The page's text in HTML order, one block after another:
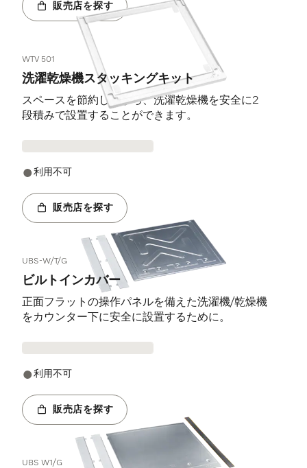
販売店を探す
WTV 501
洗濯乾燥機スタッキングキット
スペースを節約しながら、洗濯乾燥機を安全に2
段積みで設置することができます。
利用不可
販売店を探す
UBS-W/T/G
ビルトインカバー
正面フラットの操作パネルを備えた洗濯機/乾燥機
をカウンター下に安全に設置するために。
利用不可
販売店を探す
UBS W1/G